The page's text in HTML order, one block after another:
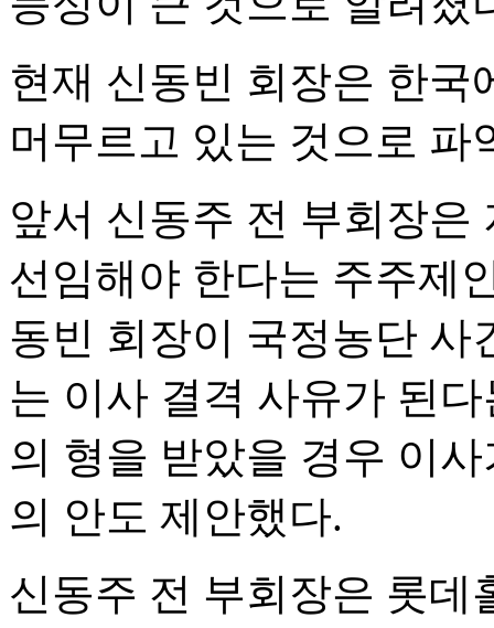
현재 신동빈 회장은 한국
머무르고 있는 것으로 파
앞서 신동주 전 부회장은
선임해야 한다는 주주제
동빈 회장이 국정농단 사
는 이사 결격 사유가 된
의 형을 받았을 경우 이
의 안도 제안했다.
신동주 전 부회장은 롯데